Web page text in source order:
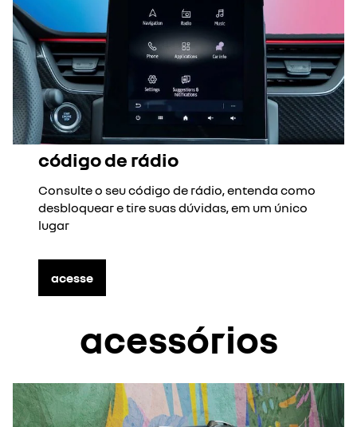
código de rádio
Consulte o seu código de rádio, entenda como
desbloquear e tire suas dúvidas, em um único
lugar
acesse
acessórios